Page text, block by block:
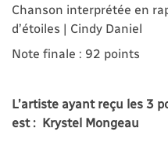
Chanson interprétée en
d’étoiles | Cindy Daniel
Note finale : 92 points
L’artiste ayant reçu les 3
est : Krystel Mongeau